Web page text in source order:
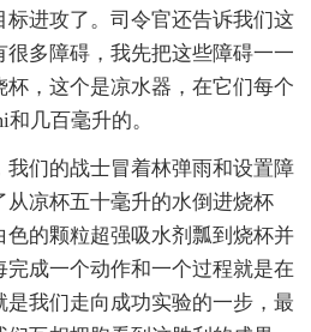
进攻了。司令官还告诉我们这
多障碍，我先把这些障碍一一
，这个是凉水器，在它们每个
和几百毫升的。
我们的战士冒着林弹雨和设置障
凉杯五十毫升的水倒进烧杯
色的颗粒超强吸水剂瓢到烧杯并
成一个动作和一个过程就是在
我们走向成功实验的一步，最